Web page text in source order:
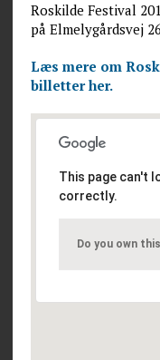
Roskilde Festival
på Elmelygårdsvej
Læs mere om
billetter her.
This page can't
correctly.
Do you own